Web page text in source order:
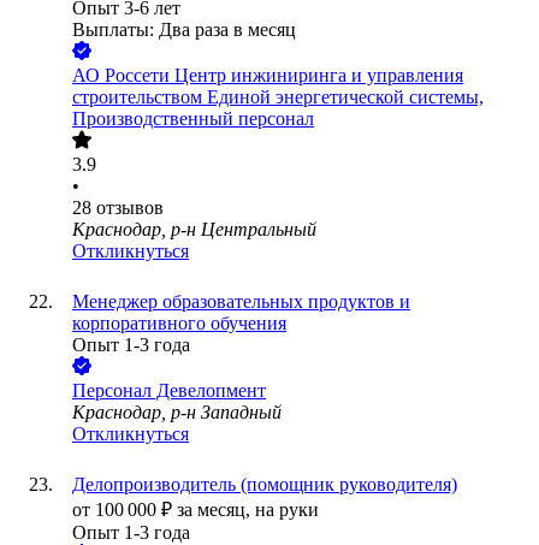
Опыт 3-6 лет
Выплаты: Два раза в месяц
АО Россети Центр инжиниринга и управления
строительством Единой энергетической системы,
Производственный персонал
3.9
•
28 отзывов
Краснодар, р-н Центральный
Откликнуться
Менеджер образовательных продуктов и
корпоративного обучения
Опыт 1-3 года
Персонал Девелопмент
Краснодар, р-н Западный
Откликнуться
Делопроизводитель (помощник руководителя)
от 100 000 ₽ за месяц, на руки
Опыт 1-3 года